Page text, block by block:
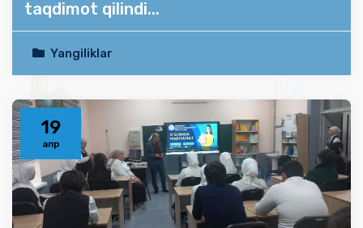
taqdimot qilindi...
Yangiliklar
19
апр